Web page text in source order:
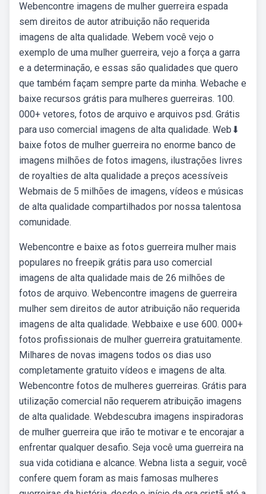
Webencontre imagens de mulher guerreira espada
sem direitos de autor atribuição não requerida
imagens de alta qualidade. Webem você vejo o
exemplo de uma mulher guerreira, vejo a força a garra
e a determinação, e essas são qualidades que quero
que também façam sempre parte da minha. Webache e
baixe recursos grátis para mulheres guerreiras. 100.
000+ vetores, fotos de arquivo e arquivos psd. Grátis
para uso comercial imagens de alta qualidade. Web⬇
baixe fotos de mulher guerreira no enorme banco de
imagens milhões de fotos imagens, ilustrações livres
de royalties de alta qualidade a preços acessíveis
Webmais de 5 milhões de imagens, vídeos e músicas
de alta qualidade compartilhados por nossa talentosa
comunidade.
Webencontre e baixe as fotos guerreira mulher mais
populares no freepik grátis para uso comercial
imagens de alta qualidade mais de 26 milhões de
fotos de arquivo. Webencontre imagens de guerreira
mulher sem direitos de autor atribuição não requerida
imagens de alta qualidade. Webbaixe e use 600. 000+
fotos profissionais de mulher guerreira gratuitamente.
Milhares de novas imagens todos os dias uso
completamente gratuito vídeos e imagens de alta.
Webencontre fotos de mulheres guerreiras. Grátis para
utilização comercial não requerem atribuição imagens
de alta qualidade. Webdescubra imagens inspiradoras
de mulher guerreira que irão te motivar e te encorajar a
enfrentar qualquer desafio. Seja você uma guerreira na
sua vida cotidiana e alcance. Webna lista a seguir, você
confere quem foram as mais famosas mulheres